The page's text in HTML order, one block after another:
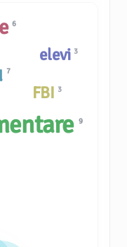
7
elevi 3
FBI 3
6
9